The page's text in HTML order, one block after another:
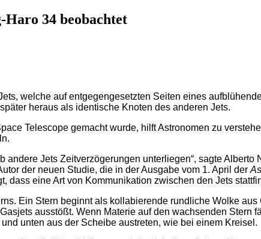
34 beobachtet
welche auf entgegengesetzten Seiten eines
heraus als identische Knoten des anderen Jets.
Telescope gemacht wurde, hilft Astronomen zu
andere Jets Zeitverzögerungen unterliegen“, sagte
der neuen Studie, die in der Ausgabe vom 1. April der
dass eine Art von Kommunikation zwischen den Jets
Ein Stern beginnt als kollabierende rundliche Wolke
ausstößt. Wenn Materie auf den wachsenden Stern
unten aus der Scheibe austreten, wie bei einem Kreisel.